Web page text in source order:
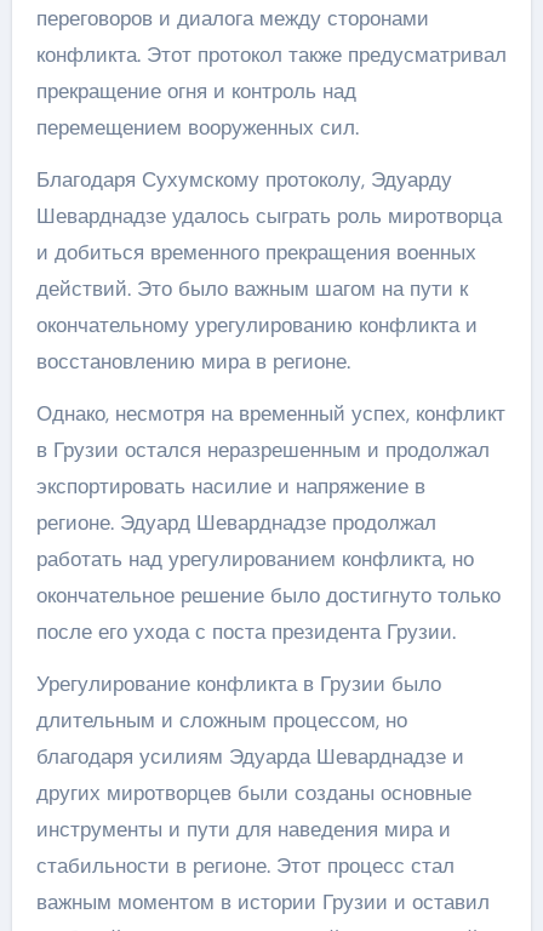
переговоров и диалога между сторонами
конфликта. Этот протокол также предусматривал
прекращение огня и контроль над
перемещением вооруженных сил.
Благодаря Сухумскому протоколу, Эдуарду
Шеварднадзе удалось сыграть роль миротворца
и добиться временного прекращения военных
действий. Это было важным шагом на пути к
окончательному урегулированию конфликта и
восстановлению мира в регионе.
Однако, несмотря на временный успех, конфликт
в Грузии остался неразрешенным и продолжал
экспортировать насилие и напряжение в
регионе. Эдуард Шеварднадзе продолжал
работать над урегулированием конфликта, но
окончательное решение было достигнуто только
после его ухода с поста президента Грузии.
Урегулирование конфликта в Грузии было
длительным и сложным процессом, но
благодаря усилиям Эдуарда Шеварднадзе и
других миротворцев были созданы основные
инструменты и пути для наведения мира и
стабильности в регионе. Этот процесс стал
важным моментом в истории Грузии и оставил